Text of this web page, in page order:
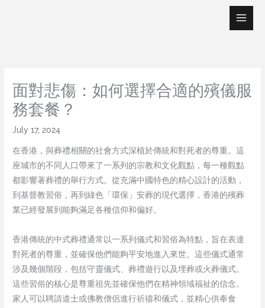
面對悲傷：如何選擇合適的殯儀服
務套餐？
July 17, 2024
在香港，與葬禮相關的社會方式深植於傳統和對死者的尊重。這
座城市的不同人口帶來了一系列的宗教和文化觀點，每一種觀點
都影響著葬禮的舉行方式。從充滿中國特色的精心設計的活動，
到基督教習俗，再到綠色「環保」安葬的現代選擇，香港的殯葬
業已經發展到能夠滿足各種信仰和偏好。
香港傳統的中式葬禮通常以一系列儀式和習俗為特點，旨在表達
對死者的尊重，並確保他們能夠平安地進入來世。這些儀式通常
涉及幾個階段，包括守靈儀式、葬禮遊行以及埋葬或火葬儀式。
這些習俗的核心是尊重祖先並確保他們在精神領域福祉的信念。
家人可以聘請道士或佛教僧侶進行祈禱和儀式，並精心供奉食